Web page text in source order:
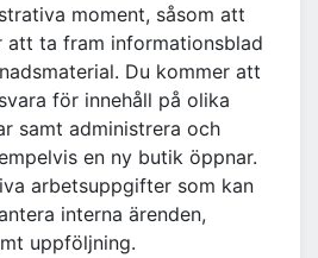
moment, såsom att
att ta fram informationsblad
Du kommer att
för innehåll på olika
samt administrera och
en ny butik öppnar.
arbetsuppgifter som kan
interna ärenden,
uppföljning.